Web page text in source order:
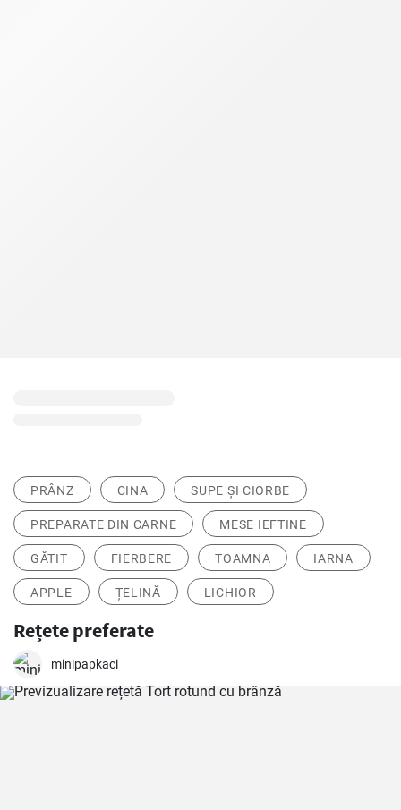
PRÂNZ CINA SUPE ȘI CIORBE
PREPARATE DIN CARNE MESE IEFTINE
GĂTIT FIERBERE TOAMNA IARNA
APPLE ȚELINĂ LICHIOR
Rețete preferate
minipapkaci